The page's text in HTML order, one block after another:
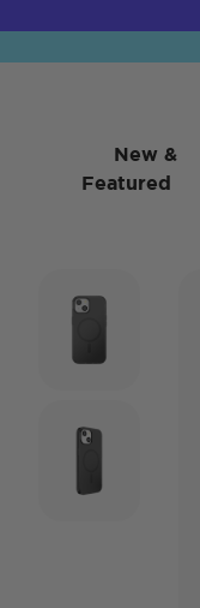
New &
Featured